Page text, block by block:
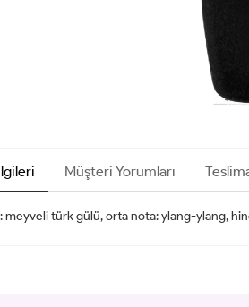
Müşteri Yorumları
meyveli türk gülü, orta nota: ylang-ylang,